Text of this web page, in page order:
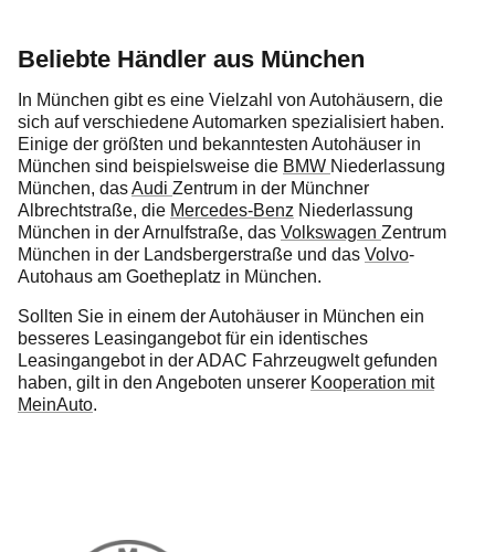
Beliebte Händler aus München
In München gibt es eine Vielzahl von Autohäusern, die
sich auf verschiedene Automarken spezialisiert haben.
Einige der größten und bekanntesten Autohäuser in
München sind beispielsweise die BMW Niederlassung
München, dasAudi Zentrum in der Münchner
Albrechtstraße, die Mercedes-Benz Niederlassung
München in der Arnulfstraße, das Volkswagen Zentrum
München in der Landsbergerstraße und das Volvo-
Autohaus am Goetheplatz in München.
Sollten Sie in einem der Autohäuser in München ein
besseres Leasingangebot für ein identisches
Leasingangebot in der ADAC Fahrzeugwelt gefunden
haben, gilt in den Angeboten unserer Kooperation mit
MeinAuto.